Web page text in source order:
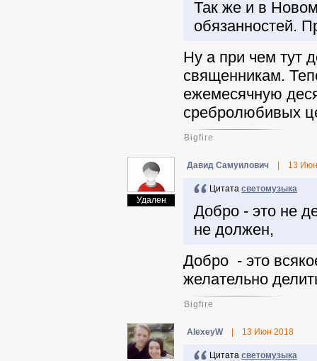
Так же и в
обязанностей.
Ну а при чем тут
священникам.
ежемесячную
сребролюбивых
Bigfire
Удален
Давид Самуилович 13
Цитата светомузыка
Добро - это не
не должен,
Добро - это
желательно
Bigfire
AlexeyW 13 Июн 2018
Цитата светомузыка